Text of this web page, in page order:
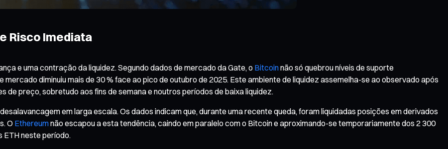
Risco Imediata
e uma contração da liquidez. Segundo dados de mercado da Gate, o Bitcoinnão só quebrou níveis de suporte
diminuiu mais de 30 % face ao pico de outubro de 2025. Este ambiente de liquidez assemelha-se ao observado após
preço, sobretudo aos fins de semana e noutros períodos de baixa liquidez.
em larga escala. Os dados indicam que, durante uma recente queda, foram liquidadas posições em derivados
O Ethereumnão escapou a esta tendência, caindo em paralelo com o Bitcoin e aproximando-se temporariamente dos 2 300
ETH neste período.